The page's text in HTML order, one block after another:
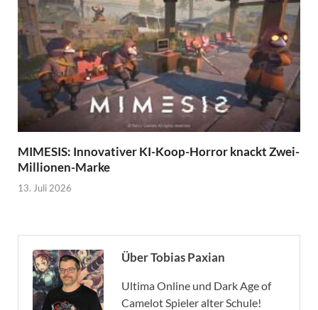
MIMESIS: Innovativer KI-Koop-Horror knackt Zwei-
Millionen-Marke
13. Juli 2026
Über Tobias Paxian
Ultima Online und Dark Age of
Camelot Spieler alter Schule!